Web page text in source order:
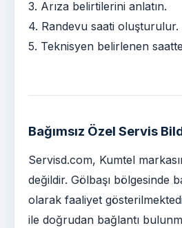
3. Arıza belirtilerini anlatın.
4. Randevu saati oluşturulur.
5. Teknisyen belirlenen
Bağımsız Özel Servis
Servisd.com, Kumtel
değildir. Gölbaşı bölgesinde
olarak faaliyet
ile doğrudan bağlantı